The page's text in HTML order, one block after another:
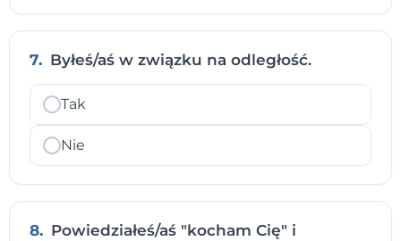
7. Byłeś/aś w związku na odległość.
Tak
Nie
8. Powiedziałeś/aś "kocham Cię" i